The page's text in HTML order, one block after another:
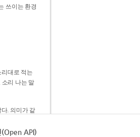
쓰이는 환경
리대로 적는
. 의미가 같
(Open API)